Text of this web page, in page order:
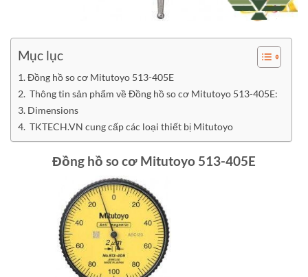
Mục lục
Đồng hồ so cơ Mitutoyo 513-405E
Thông tin sản phẩm về Đồng hồ so cơ Mitutoyo 513-405E:
Dimensions
TKTECH.VN cung cấp các loại thiết bị Mitutoyo
Đồng hồ so cơ Mitutoyo 513-405E